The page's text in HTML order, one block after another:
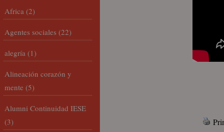
Africa (2)
Agentes sociales (22)
alegría (1)
Alineación corazón y
mente (5)
Alumni Continuidad IESE
(3)